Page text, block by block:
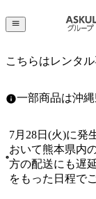
こちらはレンタ
一部商品は沖
7月28日(火)に発
おいて熊本県内
方の配送にも遅
をもった日程で